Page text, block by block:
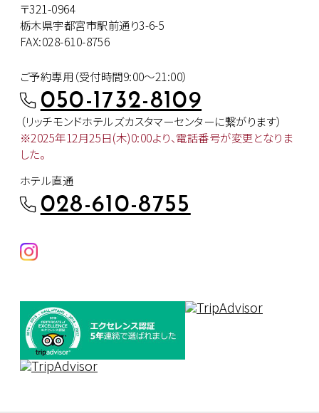
〒321-0964
栃木県宇都宮市駅前通り3-6-5
FAX:028-610-8756
ご予約専用（受付時間9:00～21:00）
050-1732-8109
（リッチモンドホテルズカスタマーセンターに繋がります）
※2025年12月25日(木)0:00より、電話番号が変更となりま
した。
ホテル直通
028-610-8755